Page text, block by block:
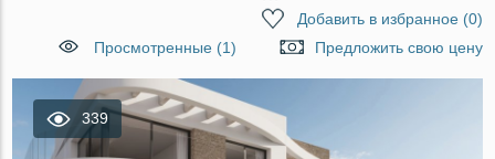
Добавить в избранное(0)
Просмотренные (1)
Предложить свою цену
339